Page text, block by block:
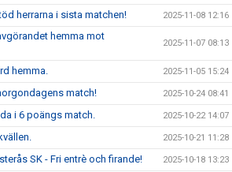
herrarna i sista matchen! 2025-11-08 12:16
hemma mot
2025-11-07 08:13
hemma. 2025-11-05 15:24
match! 2025-10-24 08:41
i 6 poängs match. 2025-10-22 14:07
2025-10-21 11:28
SK - Fri entrè och firande! 2025-10-18 13:23